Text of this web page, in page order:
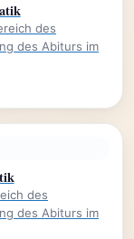
des
des Abiturs im
des
des Abiturs im